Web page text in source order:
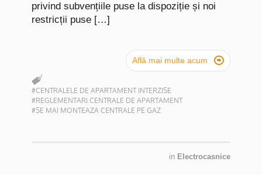
privind subvențiile puse la dispoziție și noi
restricții puse […]
Află mai multe acum 
#CENTRALELE DE APARTAMENT INTERZISE
#REGLEMENTARI CENTRALE DE APARTAMENT
#SE MAI MONTEAZA CENTRALE PE GAZ
in Electrocasnice